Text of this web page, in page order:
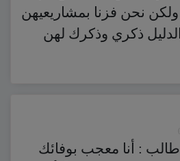
ولكن نحن فزنا بمشاريعيهن
ذكري وذكرك لهن
: أنا معجب بوفائك